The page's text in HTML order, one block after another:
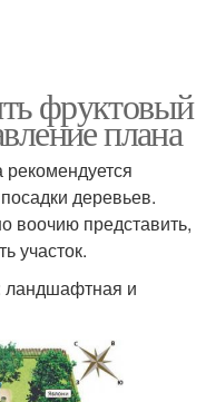
фруктовый
плана
деревьев.
воочию представить,
участок.
ландшафтная и